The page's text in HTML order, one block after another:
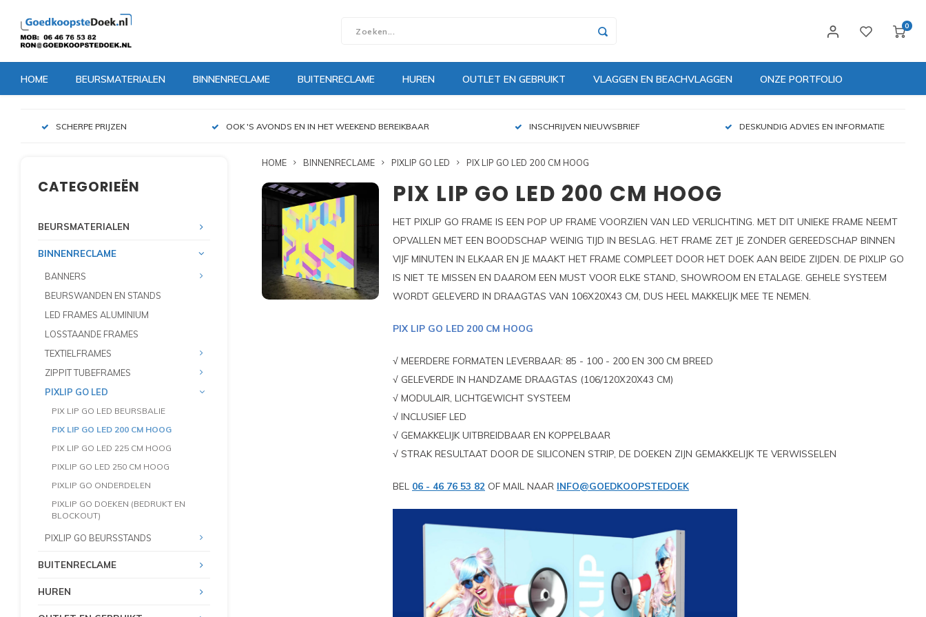
0
HOME BEURSMATERIALEN BINNENRECLAME BUITENRECLAME HUREN OUTLET EN GEBRUIKT VLAGGEN EN BEACHVLAGGEN ONZE PORTFOLIO
SCHERPE PRIJZEN OOK 'S AVONDS EN IN HET WEEKEND BEREIKBAAR INSCHRIJVEN NIEUWSBRIEF DESKUNDIG ADVIES EN INFORMATIE
CATEGORIEËN
BEURSMATERIALEN
BINNENRECLAME
BANNERS
BEURSWANDEN EN STANDS
LED FRAMES ALUMINIUM
LOSSTAANDE FRAMES
TEXTIELFRAMES
ZIPPIT TUBEFRAMES
PIXLIP GO LED
PIX LIP GO LED BEURSBALIE
PIX LIP GO LED 200 CM HOOG
PIX LIP GO LED 225 CM HOOG
PIXLIP GO LED 250 CM HOOG
PIXLIP GO ONDERDELEN
PIXLIP GO DOEKEN (BEDRUKT EN
BLOCKOUT)
PIXLIP GO BEURSSTANDS
BUITENRECLAME
HUREN
HOME BINNENRECLAME PIXLIP GO LED PIX LIP GO LED 200 CM HOOG
PIX LIP GO LED 200 CM HOOG
HET PIXLIP GO FRAME IS EEN POP UP FRAME VOORZIEN VAN LED VERLICHTING. MET DIT UNIEKE FRAME NEEMT
OPVALLEN MET EEN BOODSCHAP WEINIG TIJD IN BESLAG. HET FRAME ZET JE ZONDER GEREEDSCHAP BINNEN
VIJF MINUTEN IN ELKAAR EN JE MAAKT HET FRAME COMPLEET DOOR HET DOEK AAN BEIDE ZIJDEN. DE PIXLIP GO
IS NIET TE MISSEN EN DAAROM EEN MUST VOOR ELKE STAND, SHOWROOM EN ETALAGE. GEHELE SYSTEEM
WORDT GELEVERD IN DRAAGTAS VAN 106X20X43 CM, DUS HEEL MAKKELIJK MEE TE NEMEN.
PIX LIP GO LED 200 CM HOOG
√ MEERDERE FORMATEN LEVERBAAR: 85 - 100 - 200 EN 300 CM BREED
√ GELEVERDE IN HANDZAME DRAAGTAS (106/120X20X43 CM)
√ MODULAIR, LICHTGEWICHT SYSTEEM
√ INCLUSIEF LED
√ GEMAKKELIJK UITBREIDBAAR EN KOPPELBAAR
√ STRAK RESULTAAT DOOR DE SILICONEN STRIP, DE DOEKEN ZIJN GEMAKKELIJK TE VERWISSELEN
BEL 06 - 46 76 53 82 OF MAIL NAAR INFO@GOEDKOOPSTEDOEK